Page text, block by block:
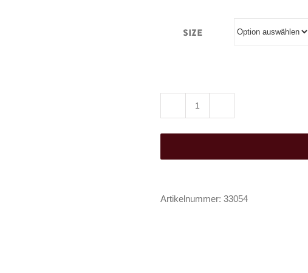
Size
Bunny
Artikelnummer: 33054